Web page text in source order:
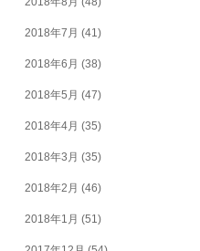
2018年7月 (41)
2018年6月 (38)
2018年5月 (47)
2018年4月 (35)
2018年3月 (35)
2018年2月 (46)
2018年1月 (51)